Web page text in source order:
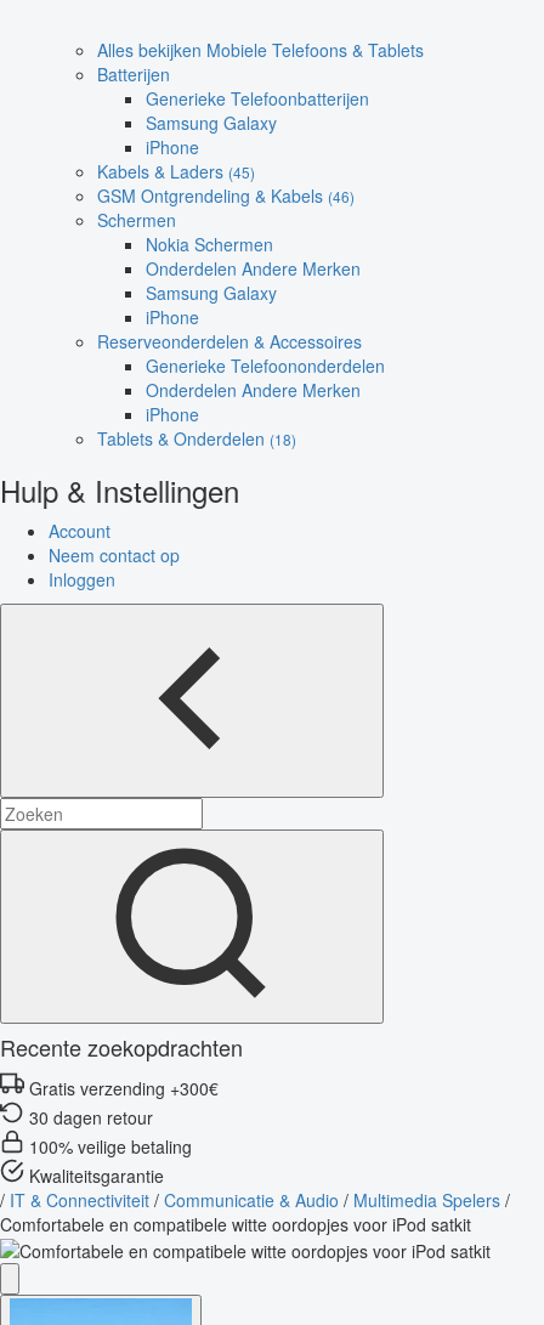
Alles bekijken Mobiele Telefoons & Tablets
Batterijen
Generieke Telefoonbatterijen
Samsung Galaxy
iPhone
Kabels & Laders (45)
GSM Ontgrendeling & Kabels (46)
Schermen
Nokia Schermen
Onderdelen Andere Merken
Samsung Galaxy
iPhone
Reserveonderdelen & Accessoires
Generieke Telefoononderdelen
Onderdelen Andere Merken
iPhone
Tablets & Onderdelen (18)
Hulp & Instellingen
Account
Neem contact op
Inloggen
Recente zoekopdrachten
Gratis verzending +300€
30 dagen retour
100% veilige betaling
Kwaliteitsgarantie
/ IT & Connectiviteit / Communicatie & Audio / Multimedia Spelers /
Comfortabele en compatibele witte oordopjes voor iPod satkit